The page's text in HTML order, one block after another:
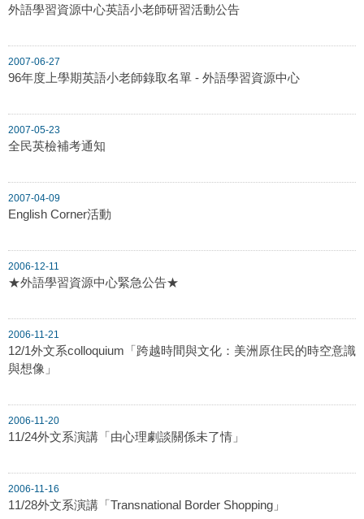
外語學習資源中心英語小老師研習活動公告
2007-06-27
96年度上學期英語小老師錄取名單 - 外語學習資源中心
2007-05-23
全民英檢補考通知
2007-04-09
English Corner活動
2006-12-11
★外語學習資源中心緊急公告★
2006-11-21
12/1外文系colloquium「跨越時間與文化：美洲原住民的時空意識
與想像」
2006-11-20
11/24外文系演講「由心理劇談關係未了情」
2006-11-16
11/28外文系演講「Transnational Border Shopping」